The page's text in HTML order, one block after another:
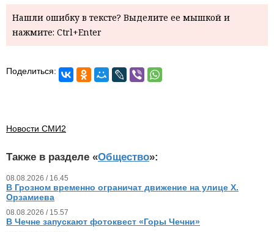
Нашли ошибку в тексте? Выделите ее мышкой и
нажмите: Ctrl+Enter
Поделиться:
Новости СМИ2
Также в разделе «Общество»:
08.08.2026 / 16.45
В Грозном временно ограничат движение на улице Х.
Орзамиева
08.08.2026 / 15.57
В Чечне запускают фотоквест «Горы Чечни»